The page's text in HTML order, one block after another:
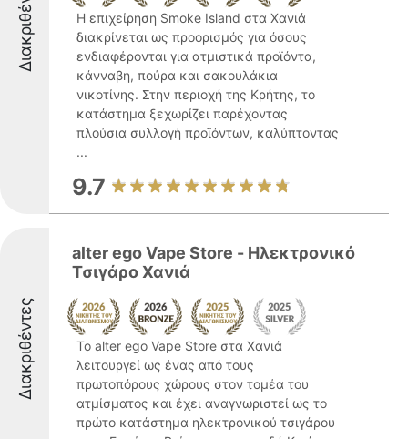
Η επιχείρηση Smoke Island στα Χανιά
διακρίνεται ως προορισμός για όσους
ενδιαφέρονται για ατμιστικά προϊόντα,
κάνναβη, πούρα και σακουλάκια
νικοτίνης. Στην περιοχή της Κρήτης, το
κατάστημα ξεχωρίζει παρέχοντας
πλούσια συλλογή προϊόντων, καλύπτοντας
...
9.7
Διακριθέντες
alter ego Vape Store - Ηλεκτρονικό
Τσιγάρο Χανιά
Το alter ego Vape Store στα Χανιά
λειτουργεί ως ένας από τους
πρωτοπόρους χώρους στον τομέα του
ατμίσματος και έχει αναγνωριστεί ως το
πρώτο κατάστημα ηλεκτρονικού τσιγάρου